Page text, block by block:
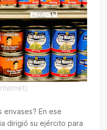
envases? En ese
dirigió su ejército para